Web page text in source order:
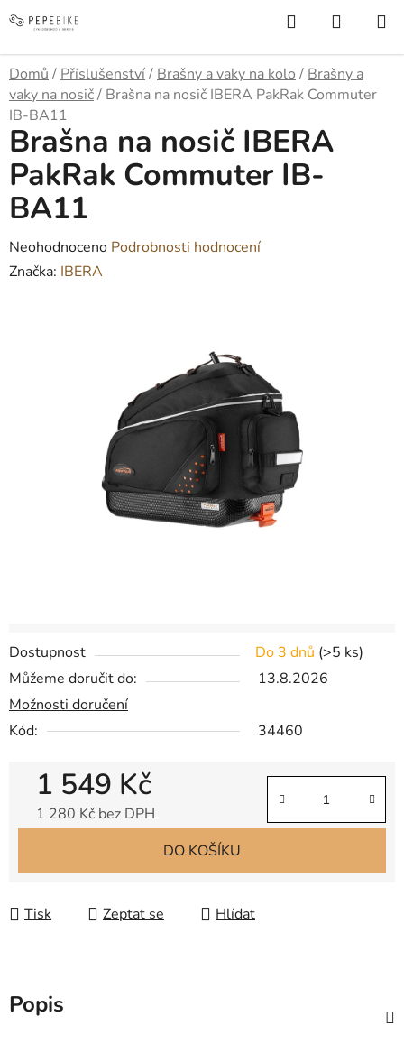
na
Hledat
KOŠÍK
Domů / Příslušenství/ Brašny a vaky na kolo / Brašny a
vaky na nosič/ Brašna na nosič IBERA PakRak Commuter
IB-BA11
Dostupnost Do 3 dnů (>5 ks)
Můžeme doručit do:
13.8.2026
Možnosti doručení
Kód:
34460
1 549 Kč
1 280 Kč bez DPH
DO KOŠÍKU
Tisk Zeptat se Hlídat
Brašna na nosič IBERA
PakRak Commuter IB-
BA11
Průměrné
hodnocení
Neohodnoceno Podrobnosti hodnocení
Značka: IBERA
Popis